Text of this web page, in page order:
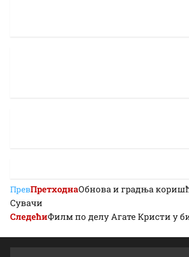
ПревПретходнаОбнова и градња
Сувачи
СледећиФилм по делу Агате Кристи у